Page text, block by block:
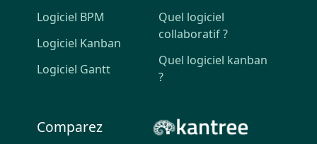
Logiciel BPM
Logiciel Kanban
Logiciel Gantt
Quel logiciel
collaboratif ?
Quel logiciel kanban
?
Comparez